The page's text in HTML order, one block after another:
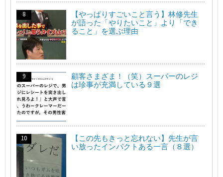
【やっぱりすごいこと言う】林修先生
が語った「やりたいこと」より「でき
ること」を選ぶ理由
顧客さまざま！（笑）スーパーのレジ
は珍事が充満している９選
【この先もきっと忘れない】先生が言
い放ったインパクトある一言（８選）